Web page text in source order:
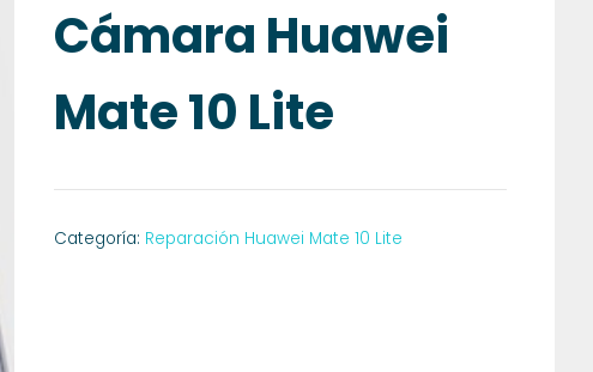
Cámara Huawei
Mate 10 Lite
Categoría: Reparación Huawei Mate 10 Lite